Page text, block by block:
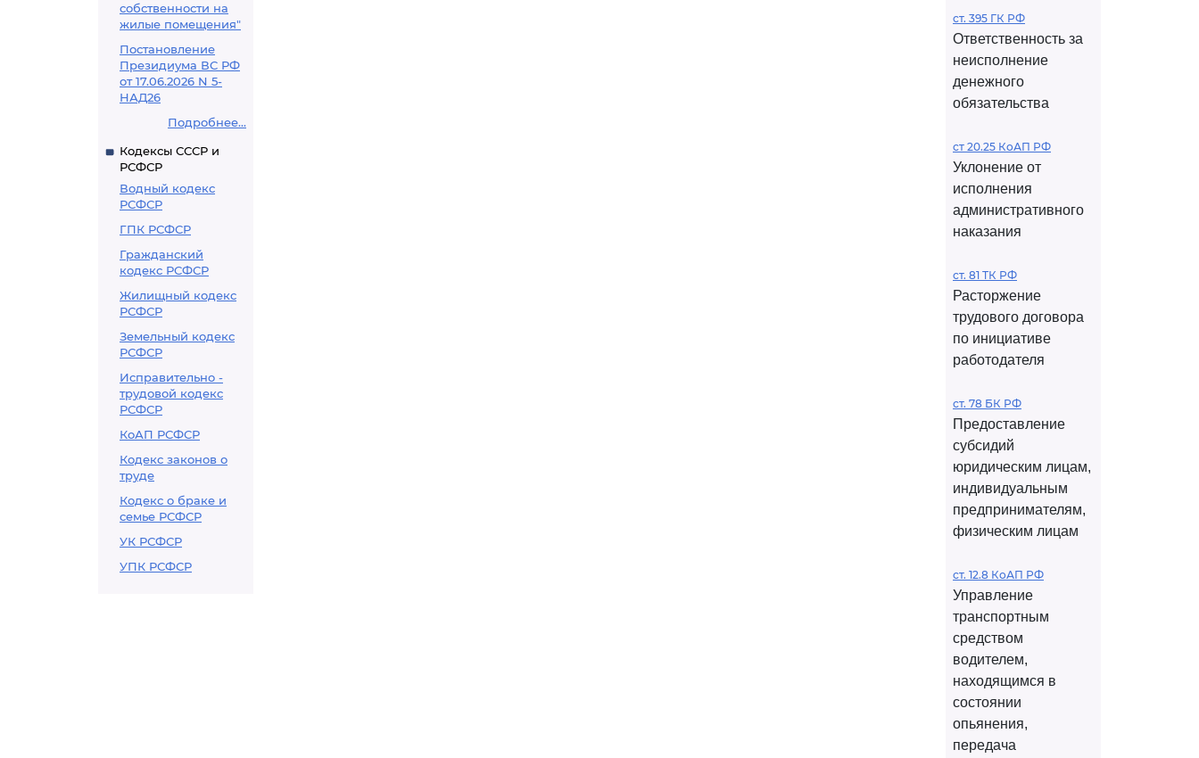
собственности на
жилые помещения"
Постановление
Президиума ВС РФ
от 17.06.2026 N 5-
НАД26
Подробнее...
Кодексы СССР и
РСФСР
Водный кодекс
РСФСР
ГПК РСФСР
Гражданский
кодекс РСФСР
Жилищный кодекс
РСФСР
Земельный кодекс
РСФСР
Исправительно -
трудовой кодекс
РСФСР
КоАП РСФСР
Кодекс законов о
труде
Кодекс о браке и
семье РСФСР
УК РСФСР
УПК РСФСР
ст. 395 ГК РФ
Ответственность за
неисполнение
денежного
обязательства
ст 20.25 КоАП РФ
Уклонение от
исполнения
административного
наказания
ст. 81 ТК РФ
Расторжение
трудового договора
по инициативе
работодателя
ст. 78 БК РФ
Предоставление
субсидий
юридическим лицам,
индивидуальным
предпринимателям,
физическим лицам
ст. 12.8 КоАП РФ
Управление
транспортным
средством
водителем,
находящимся в
состоянии
опьянения,
передача